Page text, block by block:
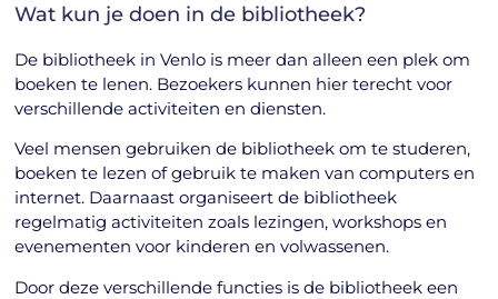
Wat kun je doen in de bibliotheek?
De bibliotheek in Venlo is meer dan alleen een plek om
boeken te lenen. Bezoekers kunnen hier terecht voor
verschillende activiteiten en diensten.
Veel mensen gebruiken de bibliotheek om te studeren,
boeken te lezen of gebruik te maken van computers en
internet. Daarnaast organiseert de bibliotheek
regelmatig activiteiten zoals lezingen, workshops en
evenementen voor kinderen en volwassenen.
Door deze verschillende functies is de bibliotheek een